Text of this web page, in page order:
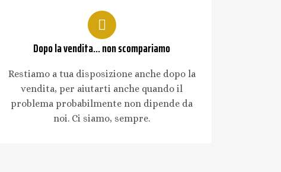
Dopo la vendita... non scompariamo
Restiamo a tua disposizione anche dopo la
vendita, per aiutarti anche quando il
problema probabilmente non dipende da
noi. Ci siamo, sempre.